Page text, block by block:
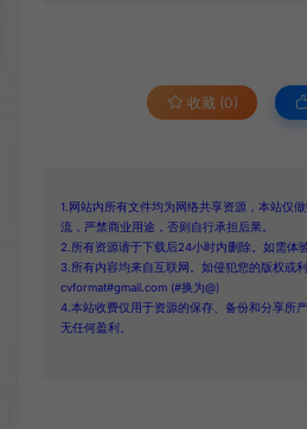
收藏 (0)
1.网站内所有文件均为网络共享资源，本站仅
流，严禁商业用途，否则自行承担后果。
2.所有资源请于下载后24小时内删除。如需体
3.所有内容均来自互联网。如侵犯您的版权或
cvformat#gmail.com (#换为@)
4.本站收费仅用于资源的保存、备份和分享所
无任何盈利。